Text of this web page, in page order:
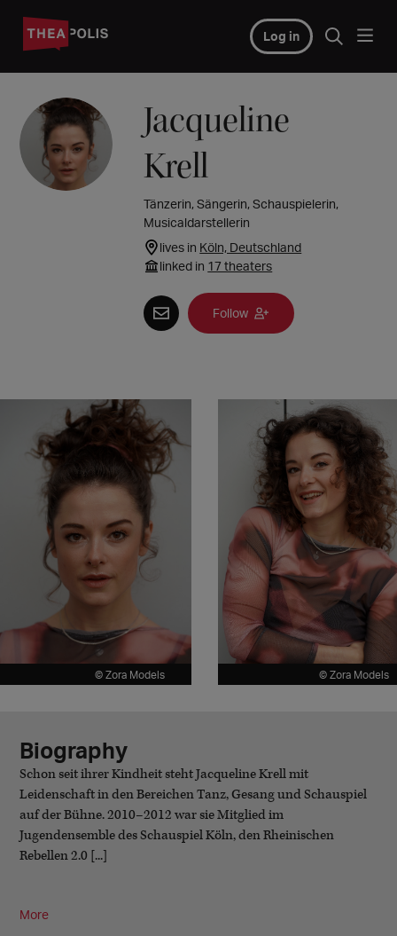
Log in
Jacqueline
Krell
Tänzerin, Sängerin, Schauspielerin,
Musicaldarstellerin
lives in Köln, Deutschland
linked in 17 theaters
Follow
© Zora Models © Zora Models
Biography
Schon seit ihrer Kindheit steht Jacqueline Krell mit
Leidenschaft in den Bereichen Tanz, Gesang und Schauspiel
auf der Bühne. 2010–2012 war sie Mitglied im
Jugendensemble des Schauspiel Köln, den Rheinischen
Rebellen 2.0 [...]
More